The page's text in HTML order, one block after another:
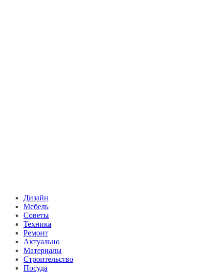
Дизайн
Мебель
Советы
Техника
Ремонт
Актуально
Материалы
Строительство
Посуда